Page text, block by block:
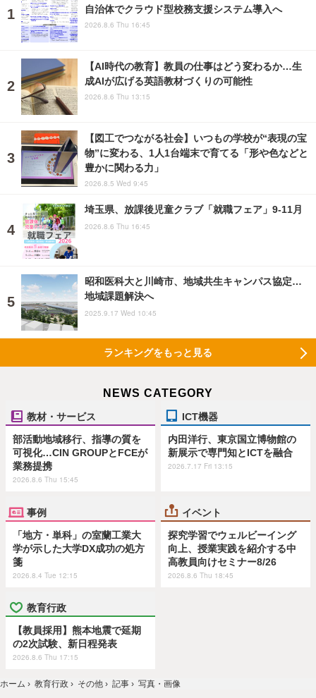
自治体でクラウド型校務支援システム導入へ
2026.8.6 Thu 16:45
【AI時代の教育】教員の仕事はどう変わるか…生
成AIが広げる英語教材づくりの可能性
2026.8.6 Thu 13:15
【図工でつながる社会】いつもの学校が“表現の宝
物”に変わる、1人1台端末で育てる「形や色などと
豊かに関わる力」
2026.8.5 Wed 9:45
埼玉県、放課後児童クラブ「就職フェア」9-11月
2026.8.6 Thu 16:45
昭和医科大と川崎市、地域共生キャンパス協定…
地域課題解決へ
2025.9.17 Wed 10:45
ランキングをもっと見る
NEWS CATEGORY
教材・サービス
部活動地域移行、指導の質を
可視化…CIN GROUPとFCEが
業務提携
2026.8.6 Thu 15:45
ICT機器
内田洋行、東京国立博物館の
新展示で専門知とICTを融合
2026.7.17 Fri 13:15
事例
「地方・単科」の室蘭工業大
学が示した大学DX成功の処方
箋
2026.8.4 Tue 12:15
イベント
探究学習でウェルビーイング
向上、授業実践を紹介する中
高教員向けセミナー8/26
2026.8.6 Thu 18:45
教育行政
【教員採用】熊本地震で延期
の2次試験、新日程発表
2026.8.6 Thu 17:15
ホーム › 教育行政 › その他 › 記事 › 写真・画像